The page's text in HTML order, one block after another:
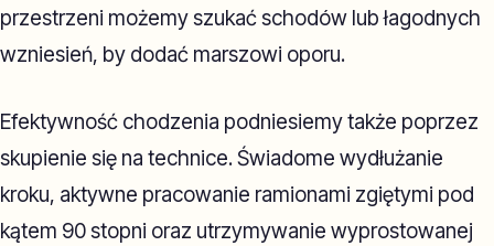
przestrzeni możemy szukać schodów lub łagodnych
wzniesień, by dodać marszowi oporu.
Efektywność chodzenia podniesiemy także poprzez
skupienie się na technice. Świadome wydłużanie
kroku, aktywne pracowanie ramionami zgiętymi pod
kątem 90 stopni oraz utrzymywanie wyprostowanej